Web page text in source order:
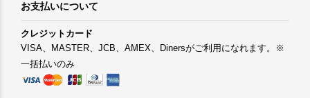
お支払いについて
クレジットカード
VISA、MASTER、JCB、AMEX、Dinersがご利用になれます。※
一括払いのみ